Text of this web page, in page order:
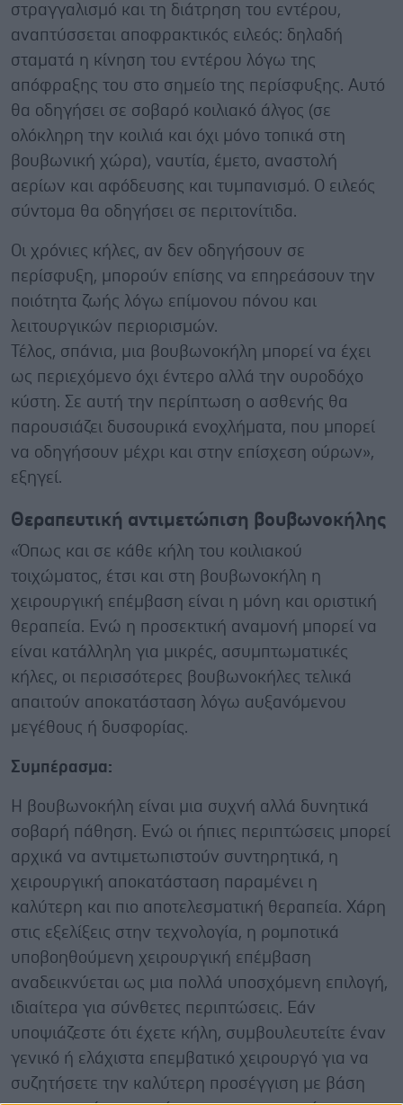
στραγγαλισμό και τη διάτρηση του εντέρου,
αναπτύσσεται αποφρακτικός ειλεός: δηλαδή
σταματά η κίνηση του εντέρου λόγω της
απόφραξης του στο σημείο της περίσφυξης. Αυτό
θα οδηγήσει σε σοβαρό κοιλιακό άλγος (σε
ολόκληρη την κοιλιά και όχι μόνο τοπικά στη
βουβωνική χώρα), ναυτία, έμετο, αναστολή
αερίων και αφόδευσης και τυμπανισμό. Ο ειλεός
σύντομα θα οδηγήσει σε περιτονίτιδα.
Οι χρόνιες κήλες, αν δεν οδηγήσουν σε
περίσφυξη, μπορούν επίσης να επηρεάσουν την
ποιότητα ζωής λόγω επίμονου πόνου και
λειτουργικών περιορισμών.
Τέλος, σπάνια, μια βουβωνοκήλη μπορεί να έχει
ως περιεχόμενο όχι έντερο αλλά την ουροδόχο
κύστη. Σε αυτή την περίπτωση ο ασθενής θα
παρουσιάζει δυσουρικά ενοχλήματα, που μπορεί
να οδηγήσουν μέχρι και στην επίσχεση ούρων»,
εξηγεί.
Θεραπευτική αντιμετώπιση βουβωνοκήλης
«Όπως και σε κάθε κήλη του κοιλιακού
τοιχώματος, έτσι και στη βουβωνοκήλη η
χειρουργική επέμβαση είναι η μόνη και οριστική
θεραπεία. Ενώ η προσεκτική αναμονή μπορεί να
είναι κατάλληλη για μικρές, ασυμπτωματικές
κήλες, οι περισσότερες βουβωνοκήλες τελικά
απαιτούν αποκατάσταση λόγω αυξανόμενου
μεγέθους ή δυσφορίας.
Συμπέρασμα:
Η βουβωνοκήλη είναι μια συχνή αλλά δυνητικά
σοβαρή πάθηση. Ενώ οι ήπιες περιπτώσεις μπορεί
αρχικά να αντιμετωπιστούν συντηρητικά, η
χειρουργική αποκατάσταση παραμένει η
καλύτερη και πιο αποτελεσματική θεραπεία. Χάρη
στις εξελίξεις στην τεχνολογία, η ρομποτικά
υποβοηθούμενη χειρουργική επέμβαση
αναδεικνύεται ως μια πολλά υποσχόμενη επιλογή,
ιδιαίτερα για σύνθετες περιπτώσεις. Εάν
υποψιάζεστε ότι έχετε κήλη, συμβουλευτείτε έναν
γενικό ή ελάχιστα επεμβατικό χειρουργό για να
συζητήσετε την καλύτερη προσέγγιση με βάση